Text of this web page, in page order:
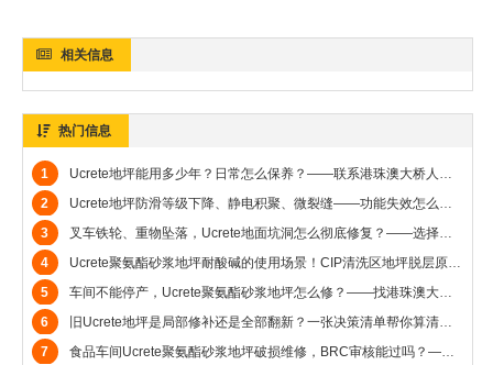
相关信息
热门信息
1
Ucrete地坪能用多少年？日常怎么保养？——联系港珠澳大桥人工岛地坪施工商广州达高，免费出方案和技术交流，赠送小样品
2
Ucrete地坪防滑等级下降、静电积聚、微裂缝——功能失效怎么补救？——港珠澳大桥人工岛地坪施工商广州达高帮客户彻底解决烦恼
3
叉车铁轮、重物坠落，Ucrete地面坑洞怎么彻底修复？——选择港珠澳大桥人工岛地坪施工商广州达高一站式解决客户问题
4
Ucrete聚氨酯砂浆地坪耐酸碱的使用场景！CIP清洗区地坪脱层原因与修复——广州达高帮客户一站式解决所有问题（港珠澳大桥人工岛地坪施工商）
5
车间不能停产，Ucrete聚氨酯砂浆地坪怎么修？——找港珠澳大桥人工岛地坪施工商广州达高一站式解决问题
6
旧Ucrete地坪是局部修补还是全部翻新？一张决策清单帮你算清楚——港珠澳大桥人工岛地坪施工商广州达高帮到你解决问题
7
食品车间Ucrete聚氨酯砂浆地坪破损维修，BRC审核能过吗？——广州达高可以施工维修解决（港珠澳大桥人工岛地坪施工商）